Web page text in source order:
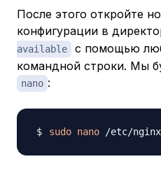
После этого откройте
конфигурации в
available
с помощью
командной строки. Мы
nano :
sudo nano /etc/